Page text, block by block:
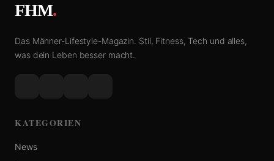
FHM.
Das Männer-Lifestyle-Magazin. Stil, Fitness, Tech und alles,
was dein Leben besser macht.
KATEGORIEN
News